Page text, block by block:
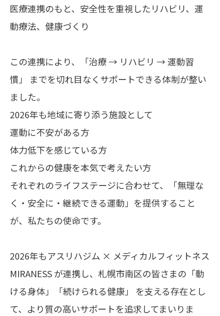
医療連携のもと、安全性を重視したリハビリ、運
動療法、健康づくり
この連携により、「治療 → リハビリ → 運動習
慣」 までを切れ目なくサポートできる体制が整い
ました。
2026年も地域に寄り添う施設として
運動に不安がある方
体力低下を感じている方
これからの健康を本気で考えたい方
それぞれのライフステージに合わせて、「無理な
く・安全に・継続できる運動」を提供すること
が、私たちの使命です。
2026年もアスリハジム × メディカルフィットネス
MIRANESS が連携し、札幌市南区の皆さまの「動
ける身体」「続けられる健康」 を支える存在とし
て、より質の高いサポートを追求してまいりま